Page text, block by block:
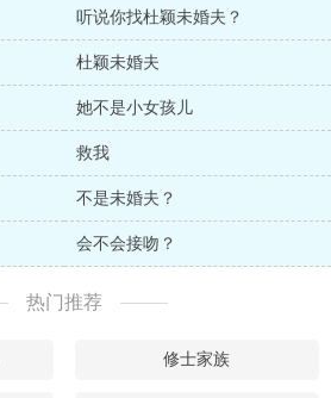
听说你找杜颖未婚夫？
杜颖未婚夫
她不是小女孩儿
救我
不是未婚夫？
会不会接吻？
热门推荐
修士家族